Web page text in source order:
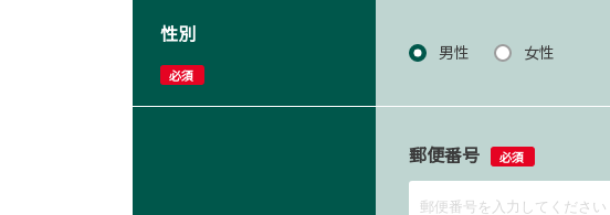
性別
必須
男性 女性
郵便番号 必須